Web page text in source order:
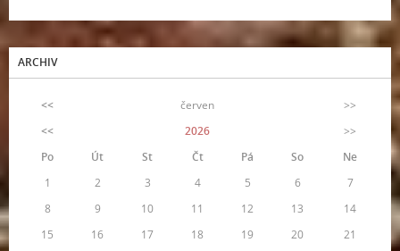
ARCHIV
<< červen
>>
<<
2026
>>
Po
Út St Čt Pá So
Ne
1
2 3 4 5 6
7
8
9 10 11 12 13
14
15
16 17 18 19 20
21